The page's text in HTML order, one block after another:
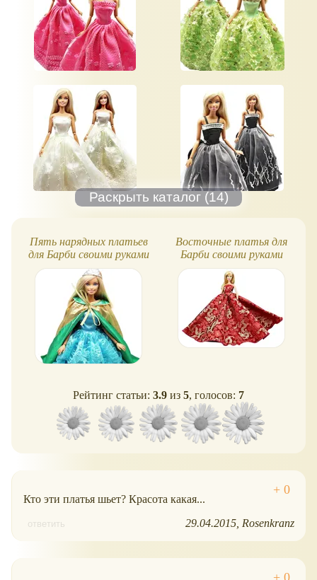
Пять нарядных платьев
для Барби своими руками
Восточные платья для
Барби своими руками
Рейтинг статьи: 3.9 из 5, голосов: 7
Кто эти платья шьет? Красота какая...
ответить 29.04.2015 Rosenkranz